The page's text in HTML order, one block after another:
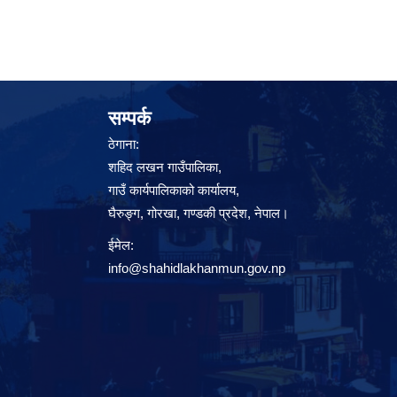
सम्पर्क
ठेगाना:
शहिद लखन गाउँपालिका,
गाउँ कार्यपालिकाको कार्यालय,
घैरुङ्ग, गोरखा, गण्डकी प्रदेश, नेपाल।
ईमेल:
info@shahidlakhanmun.gov.np